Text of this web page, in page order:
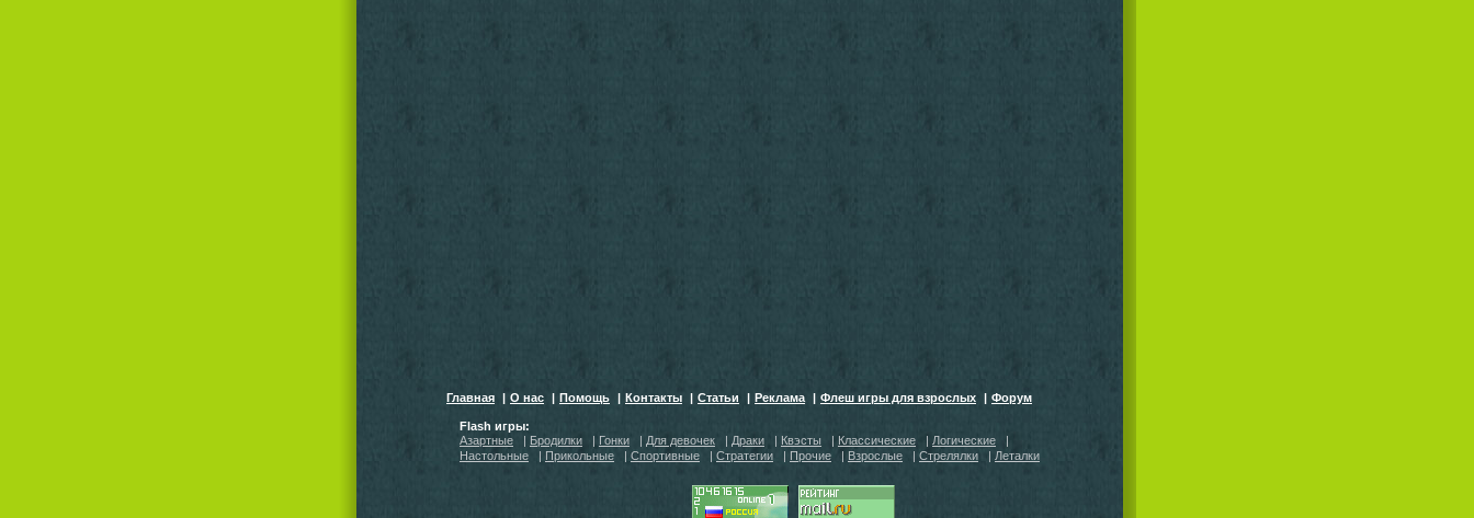
Главная | О нас | Помощь | Контакты | Статьи | Реклама | Флеш игры для взрослых | Форум
Flash игры:
Азартные
| Бродилки | Гонки | Для девочек | Драки | Квэсты | Классические | Логические
|
Настольные
| Прикольные | Спортивные | Стратегии | Прочие | Взрослые | Стрелялки | Леталки